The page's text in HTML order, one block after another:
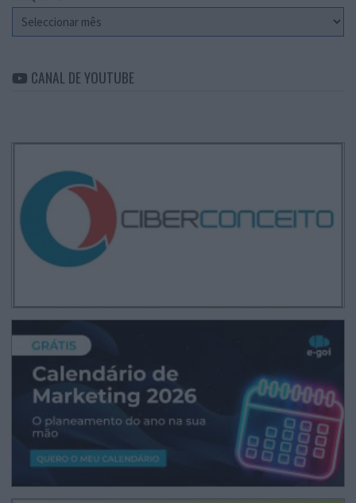
Arquivo
CANAL DE YOUTUBE